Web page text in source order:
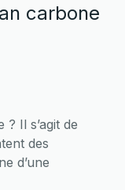
carbone
Il s’agit de
des
d’une